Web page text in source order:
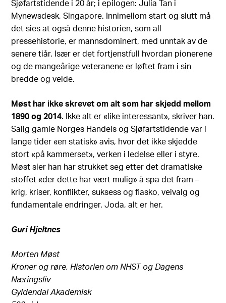
Sjøfartstidende i 20 år; i epilogen: Julia Tan i
Mynewsdesk, Singapore. Innimellom start og slutt må
det sies at også denne historien, som all
pressehistorie, er mannsdominert, med unntak av de
senere tiår. Især er det fortjenstfull hvordan pionerene
og de mangeårige veteranene er løftet fram i sin
bredde og velde.
Møst har ikke skrevet om alt som har skjedd mellom
1890 og 2014. Ikke alt er «like interessant», skriver han.
Salig gamle Norges Handels og Sjøfartstidende var i
lange tider «en statisk» avis, hvor det ikke skjedde
stort «på kammerset», verken i ledelse eller i styre.
Møst sier han har strukket seg etter det dramatiske
stoffet «der dette har vært mulig» å spa det fram –
krig, kriser, konflikter, suksess og fiasko, veivalg og
fundamentale endringer. Joda, alt er her.
Guri Hjeltnes
Morten Møst
Kroner og røre. Historien om NHST og Dagens
Næringsliv
Gyldendal Akademisk